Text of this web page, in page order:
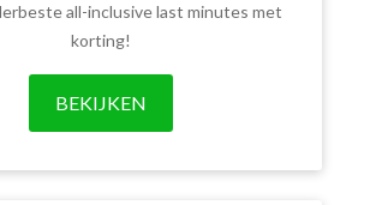
all-inclusive last minutes met
korting!
BEKIJKEN